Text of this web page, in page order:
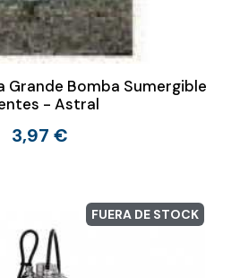
Grande Bomba Sumergible
- Astral
3,97 €
FUERA DE STOCK